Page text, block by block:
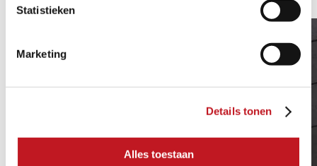
Statistieken
Marketing
Details tonen
Alles toestaan